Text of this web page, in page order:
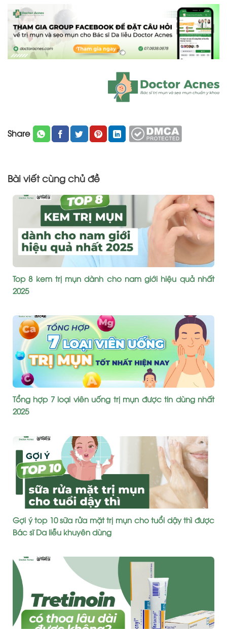
Share
Bài viết cùng chủ đề
Top 8 kem trị mụn dành cho nam giới hiệu quả nhất
2025
Tổng hợp 7 loại viên uống trị mụn được tin dùng nhất
2025
Gợi ý top 10 sữa rửa mặt trị mụn cho tuổi dậy thì được
Bác sĩ Da liễu khuyên dùng